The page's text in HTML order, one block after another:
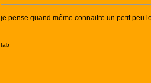
je pense quand même connaitre un petit peu
--------------------
fab